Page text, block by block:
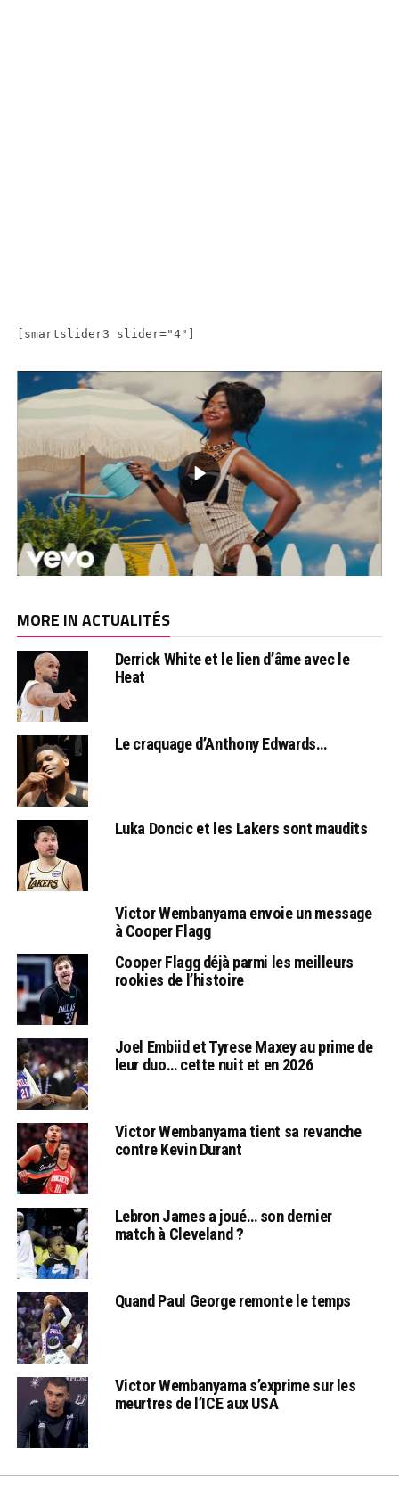
[smartslider3 slider="4"]
MORE IN ACTUALITÉS
Derrick White et le lien d’âme avec le
Heat
Le craquage d’Anthony Edwards…
Luka Doncic et les Lakers sont maudits
Victor Wembanyama envoie un message
à Cooper Flagg
Cooper Flagg déjà parmi les meilleurs
rookies de l’histoire
Joel Embiid et Tyrese Maxey au prime de
leur duo… cette nuit et en 2026
Victor Wembanyama tient sa revanche
contre Kevin Durant
Lebron James a joué… son dernier
match à Cleveland ?
Quand Paul George remonte le temps
Victor Wembanyama s’exprime sur les
meurtres de l’ICE aux USA